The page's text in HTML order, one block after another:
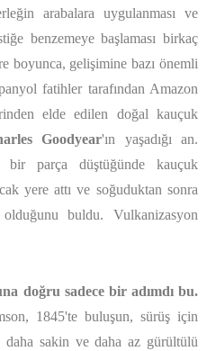
arabalara uygulanması ve
benzemeye başlaması birkaç
boyunca, gelişimine bazı önemli
fatihler tarafından Amazon
elde edilen doğal kauçuk
Goodyear'ın yaşadığı an.
bir parça düştüğünde kauçuk
yere attı ve soğuduktan sonra
buldu. Vulkanizasyon
doğru sadece bir adımdı bu.
1845'te buluşun, sürüş için
daha sakin ve daha az gürültülü